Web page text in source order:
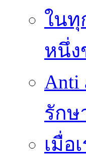
ในทุ
หนึ่ง
Anti
รักษ
เมื่